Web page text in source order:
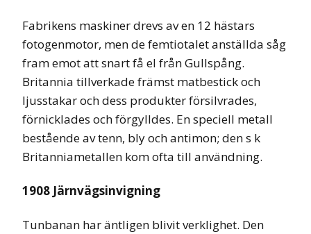
Fabrikens maskiner drevs av en 12 hästars
fotogenmotor, men de femtiotalet anställda såg
fram emot att snart få el från Gullspång.
Britannia tillverkade främst matbestick och
ljusstakar och dess produkter försilvrades,
förnicklades och förgylldes. En speciell metall
bestående av tenn, bly och antimon; den s k
Britanniametallen kom ofta till användning.
1908 Järnvägsinvigning
Tunbanan har äntligen blivit verklighet. Den